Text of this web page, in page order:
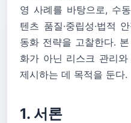
영 사례를 바탕으로, 수
텐츠 품질·중립성·법적
동화 전략을 고찰한다.
화가 아닌 리스크 관리
제시하는 데 목적을 둔다.
1. 서론